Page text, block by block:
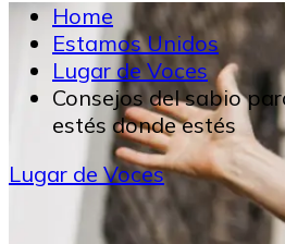
Home
Estamos Unidos
Lugar de Voces
Consejos del sabio
estés donde estés
Lugar de Voces